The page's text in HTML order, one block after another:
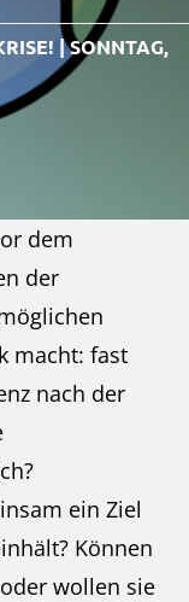
| SONNTAG,
dem
der
macht: fast
nach der
ein Ziel
Können
wollen sie